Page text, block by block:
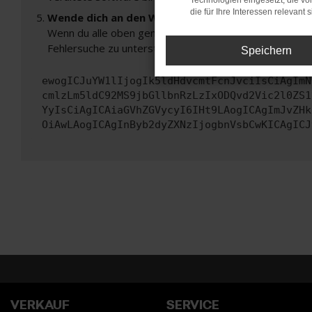
Wende dich an den Webseitenbetreiber.
Wenn du alle oben genannten Schritte versucht hast,
Fehlersuche zu unterstützen:
VERKAUF SERVICE
die für Ihre Interessen relevant
Speichern